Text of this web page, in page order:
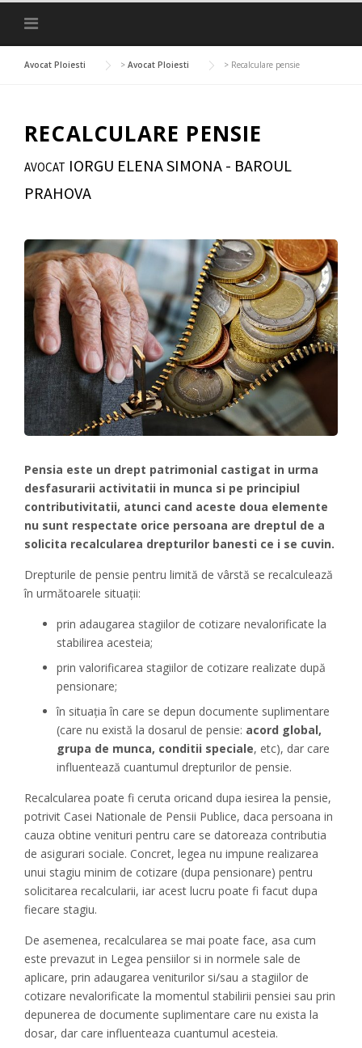
content
Avocat Ploiesti > Avocat Ploiesti > Recalculare pensie
RECALCULARE PENSIE
AVOCAT IORGU ELENA SIMONA - BAROUL
PRAHOVA
Pensia este un drept patrimonial castigat in urma
desfasurarii activitatii in munca si pe principiul
contributivitatii, atunci cand aceste doua elemente
nu sunt respectate orice persoana are dreptul de a
solicita recalcularea drepturilor banesti ce i se cuvin.
Drepturile de pensie pentru limită de vârstă se recalculează
în următoarele situaţii:
prin adaugarea stagiilor de cotizare nevalorificate la
stabilirea acesteia;
prin valorificarea stagiilor de cotizare realizate după
pensionare;
în situaţia în care se depun documente suplimentare
(care nu există la dosarul de pensie: acord global,
grupa de munca, conditii speciale, etc), dar care
influentează cuantumul drepturilor de pensie.
Recalcularea poate fi ceruta oricand dupa iesirea la pensie,
potrivit Casei Nationale de Pensii Publice, daca persoana in
cauza obtine venituri pentru care se datoreaza contributia
de asigurari sociale. Concret, legea nu impune realizarea
unui stagiu minim de cotizare (dupa pensionare) pentru
solicitarea recalcularii, iar acest lucru poate fi facut dupa
fiecare stagiu.
De asemenea, recalcularea se mai poate face, asa cum
este prevazut in Legea pensiilor si in normele sale de
aplicare, prin adaugarea veniturilor si/sau a stagiilor de
cotizare nevalorificate la momentul stabilirii pensiei sau prin
depunerea de documente suplimentare care nu exista la
dosar, dar care influenteaza cuantumul acesteia.